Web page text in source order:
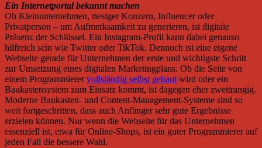
Ein Internetportal bekannt machen
Ob Kleinunternehmen, riesiger Konzern, Influencer oder
Privatperson – um Aufmerksamkeit zu generieren, ist digitale
Präsenz der Schlüssel. Ein Instagram-Profil kann dabei genauso
hilfreich sein wie Twitter oder TikTok. Dennoch ist eine eigene
Webseite gerade für Unternehmen der erste und wichtigste Schritt
zur Umsetzung eines digitalen Marketingplans. Ob die Seite von
einem Programmierervollständig selbst gebautwird oder ein
Baukastensystem zum Einsatz kommt, ist dagegen eher zweitrangig.
Moderne Baukasten- und Content-Management-Systeme sind so
weit fortgeschritten, dass auch Anfänger sehr gute Ergebnisse
erzielen können. Nur wenn die Webseite für das Unternehmen
essenziell ist, etwa für Online-Shops, ist ein guter Programmierer auf
jeden Fall die bessere Wahl.